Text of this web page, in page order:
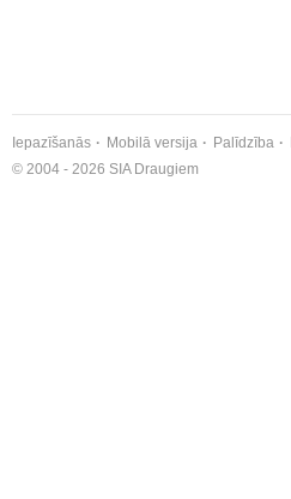
Iepazīšanās Mobilā versija Palīdzība
© 2004 - 2026 SIA Draugiem